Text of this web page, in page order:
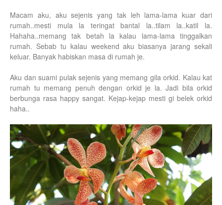
Macam aku, aku sejenis yang tak leh lama-lama kuar dari
rumah..mesti mula la teringat bantal la..tilam la..katil la.
Hahaha..memang tak betah la kalau lama-lama tinggalkan
rumah. Sebab tu kalau weekend aku biasanya jarang sekali
keluar. Banyak habiskan masa di rumah je.
Aku dan suami pulak sejenis yang memang gila orkid. Kalau kat
rumah tu memang penuh dengan orkid je la. Jadi bila orkid
berbunga rasa happy sangat. Kejap-kejap mesti gi belek orkid
haha..